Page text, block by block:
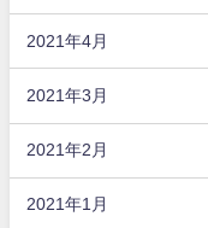
2021年4月
2021年3月
2021年2月
2021年1月